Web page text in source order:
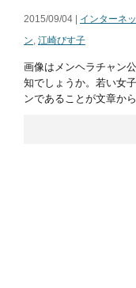
2015/09/04 | インターネ
ン 江崎びす子
画像はメンヘラチャン
知でしょうか。若い女
ンであることが文章か